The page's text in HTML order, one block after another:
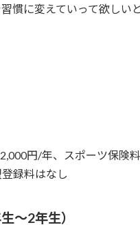
慣に変えていって欲しい
円/年、スポーツ保険
録料はなし
〜2年生）